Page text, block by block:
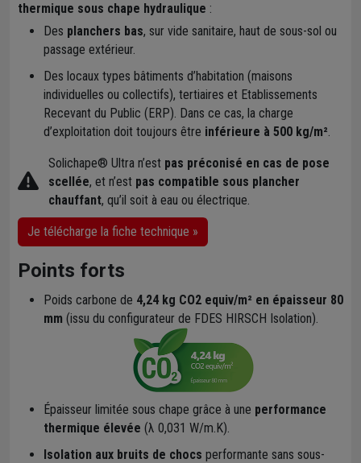
thermique sous chape hydraulique :
Des planchers bas, sur vide sanitaire, haut de sous-sol ou
passage extérieur.
Des locaux types bâtiments d’habitation (maisons
individuelles ou collectifs), tertiaires et Etablissements
Recevant du Public (ERP). Dans ce cas, la charge
d’exploitation doit toujours être inférieure à 500 kg/m².
Solichape® Ultra n’est pas préconisé en cas de pose
scellée, et n’est pas compatible sous plancher
chauffant, qu’il soit à eau ou électrique.
Je télécharge la fiche technique »
Points forts
Poids carbone de 4,24 kg CO2 equiv/m² en épaisseur 80
mm (issu du configurateur de FDES HIRSCH Isolation).
Épaisseur limitée sous chape grâce à une performance
thermique élevée (λ 0,031 W/m.K).
Isolation aux bruits de chocs performante sans sous-